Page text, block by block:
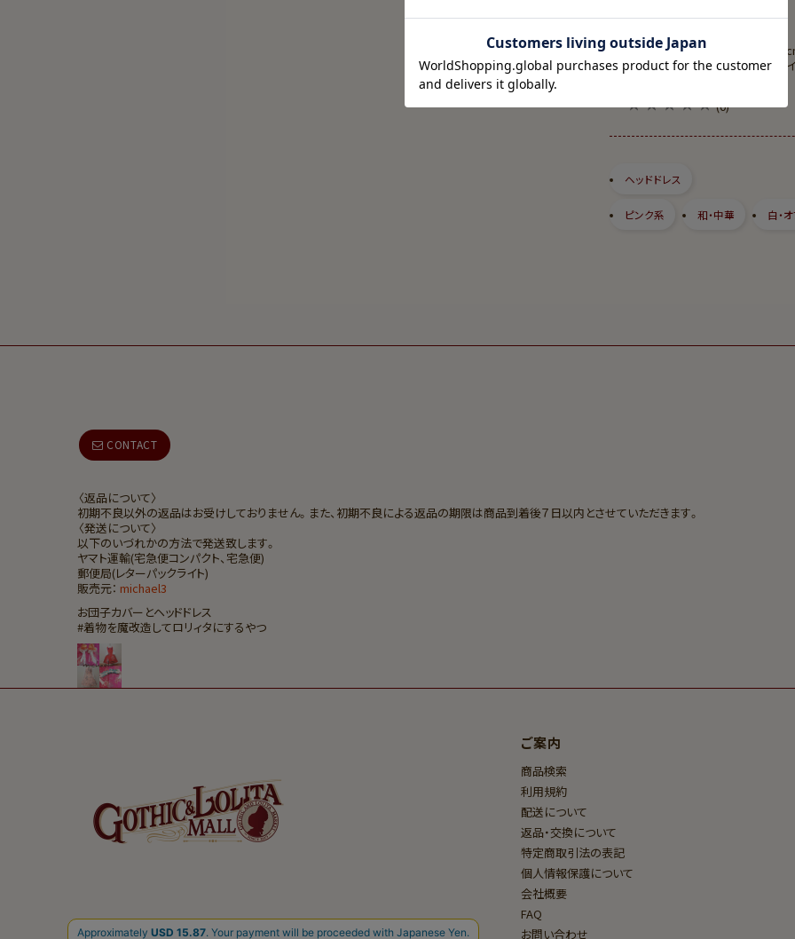
数
サイズ
全体の大きさ
安です。ハンドメ
(0)
ヘッドドレス
ピンク系 和・中華 白・
CONTACT
〈返品について〉
初期不良以外の返品はお受けしておりません。また、初期不良による返品の期限は商品到着後７日以内とさせていただきます。
〈発送について〉
以下のいづれかの方法で発送致します。
ヤマト運輸(宅急便コンパクト、宅急便)
郵便局(レターパックライト)
販売元： michael3
お団子カバーとヘッドドレス
#着物を魔改造してロリィタにするやつ
ご案内
商品検索
利用規約
配送について
返品・交換について
特定商取引法の表記
個人情報保護について
会社概要
FAQ
お問い合わせ